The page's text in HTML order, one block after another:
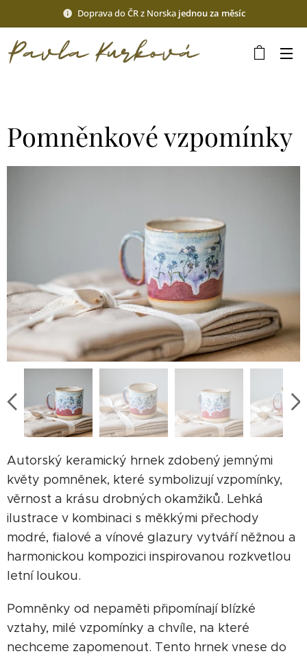
Doprava do ČR z Norska jednou za měsíc
Pomněnkové vzpomínky
Autorský keramický hrnek zdobený jemnými
květy pomněnek, které symbolizují vzpomínky,
věrnost a krásu drobných okamžiků. Lehká
ilustrace v kombinaci s měkkými přechody
modré, fialové a vínové glazury vytváří něžnou a
harmonickou kompozici inspirovanou rozkvetlou
letní loukou.
Pomněnky od nepaměti připomínají blízké
vztahy, milé vzpomínky a chvíle, na které
nechceme zapomenout. Tento hrnek vnese do